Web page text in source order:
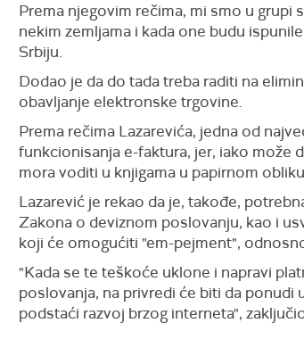
Prema njegovim rečima, mi smo u
nekim zemljama i kada one budu
Srbiju.
Dodao je da do tada treba raditi na
obavljanje elektronske trgovine.
Prema rečima Lazarevića, jedna od
funkcionisanja e-faktura, jer, iako može
mora voditi u knjigama u papirnom
Lazarević je rekao da je, takođe,
Zakona o deviznom poslovanju, kao i
koji će omogućiti "em-pejment",
"Kada se te teškoće uklone i napravi
poslovanja, na privredi će biti da ponudi
podstaći razvoj brzog interneta",